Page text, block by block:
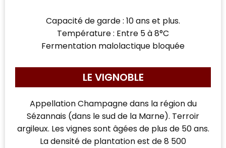
Capacité de garde : 10 ans et plus.
Température : Entre 5 à 8°C
Fermentation malolactique bloquée
LE VIGNOBLE
Appellation Champagne dans la région du
Sézannais (dans le sud de la Marne). Terroir
argileux. Les vignes sont âgées de plus de 50 ans.
La densité de plantation est de 8 500